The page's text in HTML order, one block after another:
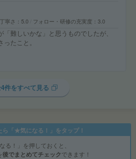
寧さ 5.0 フォロー・研修の充実度 3.0
難しいかな」と思うものでしたが、
たこと。
件をすべて見る
ら「★気になる！」をタップ！
る！」を押しておくと、
後でまとめてチェックできます！